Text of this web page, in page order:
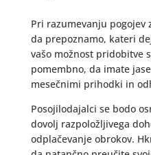
Pri razumevanju
da prepoznamo, kateri
vašo možnost pridobitve
pomembno, da imate
mesečnimi prihodki in
Posojilodajalci se bodo
dovolj razpoložljivega
odplačevanje obrokov.